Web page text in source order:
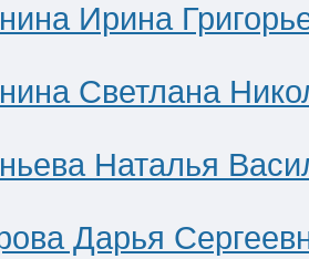
Ирина
Светлана
Наталья
Дарья